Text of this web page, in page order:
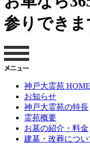
参りできま
神戸大霊苑 HOME
お知らせ
神戸大霊苑の特長
霊苑概要
お墓の紹介・料金
建墓・改葬につい